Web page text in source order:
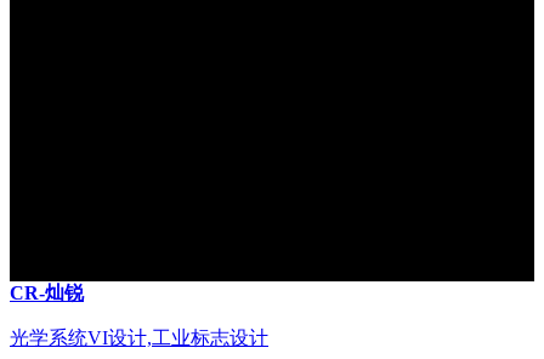
CR-灿锐
光学系统VI设计,工业标志设计